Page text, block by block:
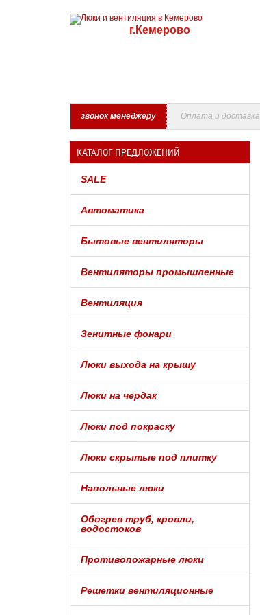
г.Кемерово
звонок менеджеру Оплата и доставка
КАТАЛОГ ПРЕДЛОЖЕНИЙ
SALE
Автоматика
Бытовые вентиляторы
Вентиляторы промышленные
Вентиляция
Зенитные фонари
Люки выхода на крышу
Люки на чердак
Люки под покраску
Люки скрытые под плитку
Напольные люки
Обогрев труб, кровли,
водостоков
Противопожарные люки
Решетки вентиляционные